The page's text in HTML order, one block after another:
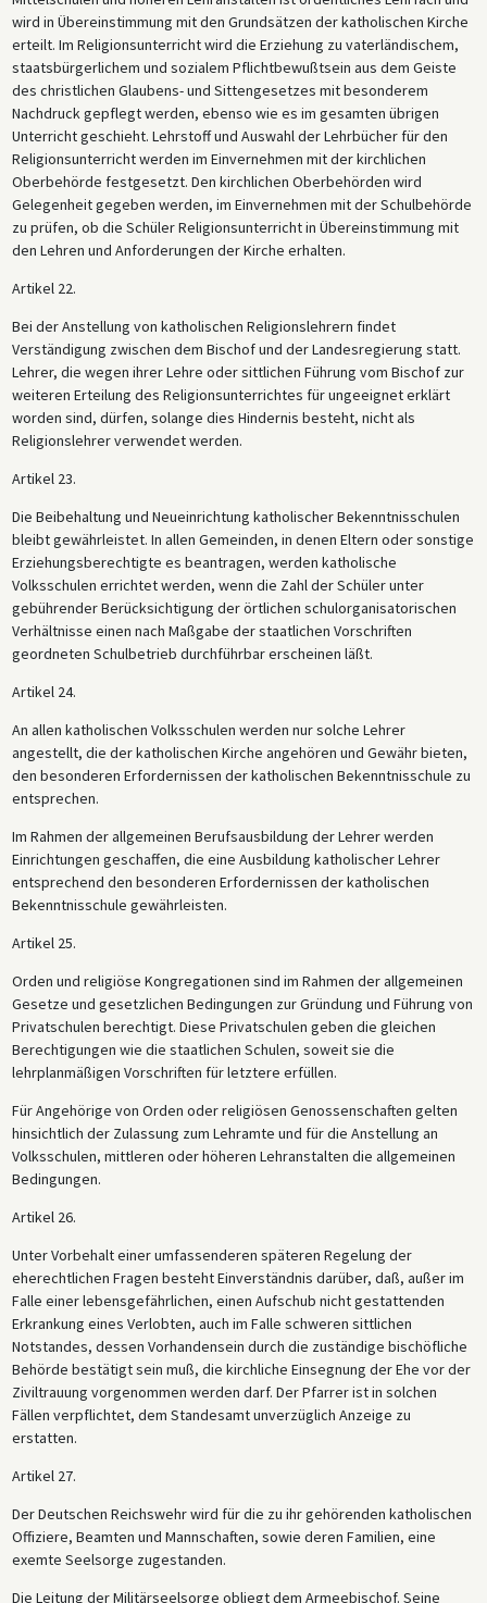
wird in Übereinstimmung mit den Grundsätzen der katholischen Kirche
erteilt. Im Religionsunterricht wird die Erziehung zu vaterländischem,
staatsbürgerlichem und sozialem Pflichtbewußtsein aus dem Geiste
des christlichen Glaubens- und Sittengesetzes mit besonderem
Nachdruck gepflegt werden, ebenso wie es im gesamten übrigen
Unterricht geschieht. Lehrstoff und Auswahl der Lehrbücher für den
Religionsunterricht werden im Einvernehmen mit der kirchlichen
Oberbehörde festgesetzt. Den kirchlichen Oberbehörden wird
Gelegenheit gegeben werden, im Einvernehmen mit der Schulbehörde
zu prüfen, ob die Schüler Religionsunterricht in Übereinstimmung mit
den Lehren und Anforderungen der Kirche erhalten.
Artikel 22.
Bei der Anstellung von katholischen Religionslehrern findet
Verständigung zwischen dem Bischof und der Landesregierung statt.
Lehrer, die wegen ihrer Lehre oder sittlichen Führung vom Bischof zur
weiteren Erteilung des Religionsunterrichtes für ungeeignet erklärt
worden sind, dürfen, solange dies Hindernis besteht, nicht als
Religionslehrer verwendet werden.
Artikel 23.
Die Beibehaltung und Neueinrichtung katholischer Bekenntnisschulen
bleibt gewährleistet. In allen Gemeinden, in denen Eltern oder sonstige
Erziehungsberechtigte es beantragen, werden katholische
Volksschulen errichtet werden, wenn die Zahl der Schüler unter
gebührender Berücksichtigung der örtlichen schulorganisatorischen
Verhältnisse einen nach Maßgabe der staatlichen Vorschriften
geordneten Schulbetrieb durchführbar erscheinen läßt.
Artikel 24.
An allen katholischen Volksschulen werden nur solche Lehrer
angestellt, die der katholischen Kirche angehören und Gewähr bieten,
den besonderen Erfordernissen der katholischen Bekenntnisschule zu
entsprechen.
Im Rahmen der allgemeinen Berufsausbildung der Lehrer werden
Einrichtungen geschaffen, die eine Ausbildung katholischer Lehrer
entsprechend den besonderen Erfordernissen der katholischen
Bekenntnisschule gewährleisten.
Artikel 25.
Orden und religiöse Kongregationen sind im Rahmen der allgemeinen
Gesetze und gesetzlichen Bedingungen zur Gründung und Führung von
Privatschulen berechtigt. Diese Privatschulen geben die gleichen
Berechtigungen wie die staatlichen Schulen, soweit sie die
lehrplanmäßigen Vorschriften für letztere erfüllen.
Für Angehörige von Orden oder religiösen Genossenschaften gelten
hinsichtlich der Zulassung zum Lehramte und für die Anstellung an
Volksschulen, mittleren oder höheren Lehranstalten die allgemeinen
Bedingungen.
Artikel 26.
Unter Vorbehalt einer umfassenderen späteren Regelung der
eherechtlichen Fragen besteht Einverständnis darüber, daß, außer im
Falle einer lebensgefährlichen, einen Aufschub nicht gestattenden
Erkrankung eines Verlobten, auch im Falle schweren sittlichen
Notstandes, dessen Vorhandensein durch die zuständige bischöfliche
Behörde bestätigt sein muß, die kirchliche Einsegnung der Ehe vor der
Ziviltrauung vorgenommen werden darf. Der Pfarrer ist in solchen
Fällen verpflichtet, dem Standesamt unverzüglich Anzeige zu
erstatten.
Artikel 27.
Der Deutschen Reichswehr wird für die zu ihr gehörenden katholischen
Offiziere, Beamten und Mannschaften, sowie deren Familien, eine
exemte Seelsorge zugestanden.
Die Leitung der Militärseelsorge obliegt dem Armeebischof. Seine